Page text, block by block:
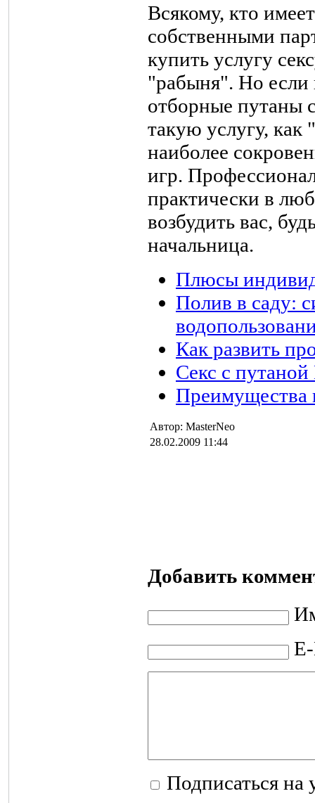
Всякому, кто
собственными
купить услугу
"рабыня". Но если
отборные путаны
такую услугу, как
наиболее
игр.
практически в
возбудить вас,
начальница.
Плюсы
Полив в саду:
Как развить
Секс с
Преимущества
Автор: MasterNeo
28.02.2009 11:44
Добавить
Подписаться на